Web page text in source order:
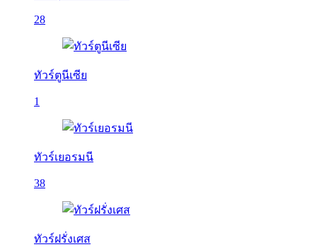
28
ทัวร์ตูนีเซีย
1
ทัวร์เยอรมนี
38
ทัวร์ฝรั่งเศส